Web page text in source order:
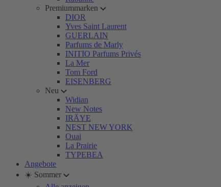
Premiummarken
DIOR
Yves Saint Laurent
GUERLAIN
Parfums de Marly
INITIO Parfums Privés
La Mer
Tom Ford
EISENBERG
Neu
Widian
New Notes
IRÄYE
NEST NEW YORK
Ouai
La Prairie
TYPEBEA
Angebote
☀️ Sommer